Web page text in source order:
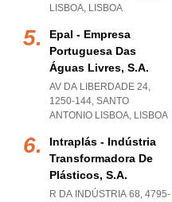
LISBOA, LISBOA
Epal - Empresa
Portuguesa Das
Águas Livres, S.a.
AV DA LIBERDADE 24,
1250-144, SANTO
ANTONIO LISBOA, LISBOA
Intraplás - Indústria
Transformadora De
Plásticos, S.a.
R DA INDÚSTRIA 68, 4795-